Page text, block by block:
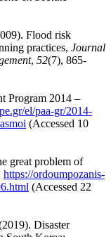
Flood risk
practices, Journal
, 52(7), 865-
Program 2014 –
el/paa-gr/2014-
(Accessed 10
great problem of
https://ordoumpozanis-
(Accessed 22
Disaster